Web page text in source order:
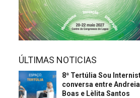
ÚLTIMAS NOTICIAS
8ª Tertúlia Sou
conversa entre
Boas e Lèlita Santos